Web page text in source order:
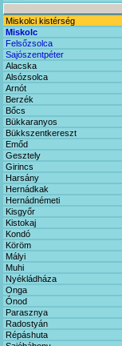
Miskolci kistérség
Miskolc
Felsőzsolca
Sajószentpéter
Alacska
Alsózsolca
Arnót
Berzék
Bőcs
Bükkaranyos
Bükkszentkereszt
Emőd
Gesztely
Girincs
Harsány
Hernádkak
Hernádnémeti
Kisgyőr
Kistokaj
Kondó
Köröm
Mályi
Muhi
Nyékládháza
Onga
Ónod
Parasznya
Radostyán
Répáshuta